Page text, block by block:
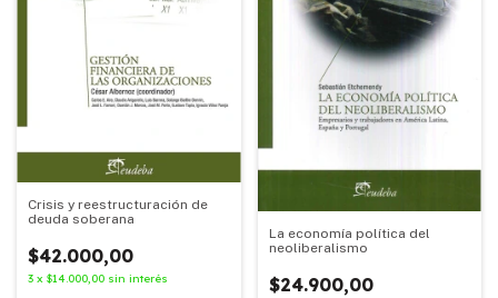
Crisis y reestructuración de
deuda soberana
$42.000,00
3 x $14.000,00 sin interés
La economía política del
neoliberalismo
$24.900,00